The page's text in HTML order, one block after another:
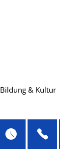
Bildung & Kultur